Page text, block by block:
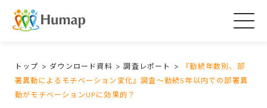
トップ > ダウンロード資料 >調査レポート >
『勤続年数別、部
署異動によるモチベーション変化』調査～勤続5年以内での部署異
動がモチベーションUPに効果的？